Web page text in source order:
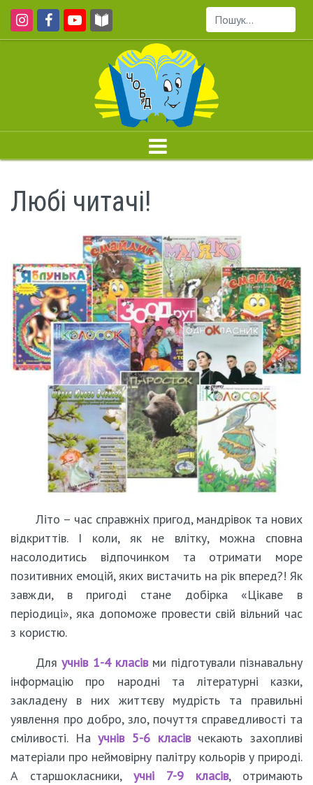
Пошук...
Любі читачі!
Літо – час справжніх пригод, мандрівок та нових
відкриттів. І коли, як не влітку, можна сповна
насолодитись відпочинком та отримати море
позитивних емоцій, яких вистачить на рік вперед?! Як
завжди, в пригоді стане добірка «Цікаве в
періодиці», яка допоможе провести свій вільний час
з користю.
Дляучнів 1-4 класівми підготували пізнавальну
інформацію про народні та літературні казки,
закладену в них життєву мудрість та правильні
уявлення про добро, зло, почуття справедливості та
сміливості. Научнів 5-6 класівчекають захопливі
матеріали про неймовірну палітру кольорів у природі.
А старшокласники, учні 7-9 класів, отримають